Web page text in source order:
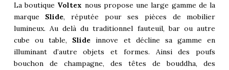
La boutique Voltex nous propose une large gamme de la
marque Slide, réputée pour ses pièces de mobilier
lumineux. Au delà du traditionnel fauteuil, bar ou autre
cube ou table, Slideinnove et décline sa gamme en
illuminant d’autre objets et formes. Ainsi des poufs
bouchon de champagne, des têtes de bouddha, des